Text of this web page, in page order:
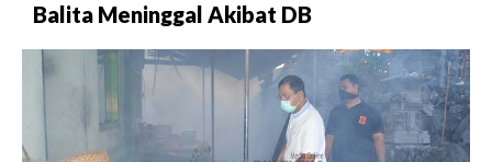
Balita Meninggal Akibat DB